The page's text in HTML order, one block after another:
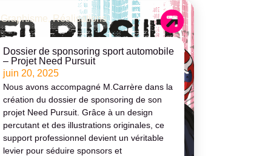
Graphisme,Réalisations
Dossier de sponsoring sport automobile
– Projet Need Pursuit
juin 20, 2025
Nous avons accompagné M.Carrère dans la
création du dossier de sponsoring de son
projet Need Pursuit. Grâce à un design
percutant et des illustrations originales, ce
support professionnel devient un véritable
levier pour séduire sponsors et